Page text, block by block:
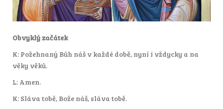
Obvyklý začátek
K: Požehnaný Bůh náš v každé době, nyní i vždycky a na
věky věků.
L: Amen.
K: Sláva tobě, Bože náš, sláva tobě.